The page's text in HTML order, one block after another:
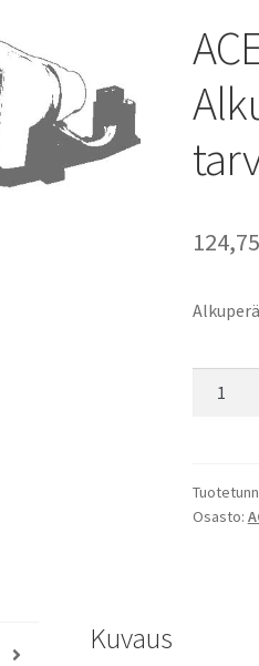
124,75
ja
Osasto:
Kuvaus